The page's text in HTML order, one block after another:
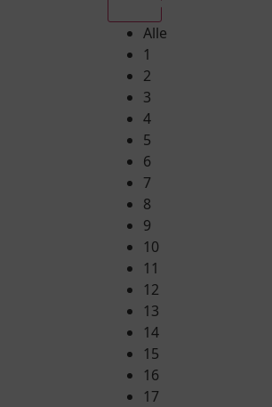
Alle
1
2
3
4
5
6
7
8
9
10
11
12
13
14
15
16
17